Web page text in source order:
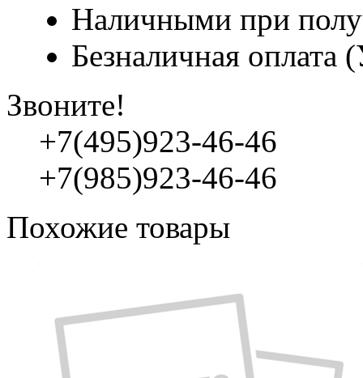
Наличными при
Безналичная
Звоните!
+7(495)923-46-46
+7(985)923-46-46
Похожие товары